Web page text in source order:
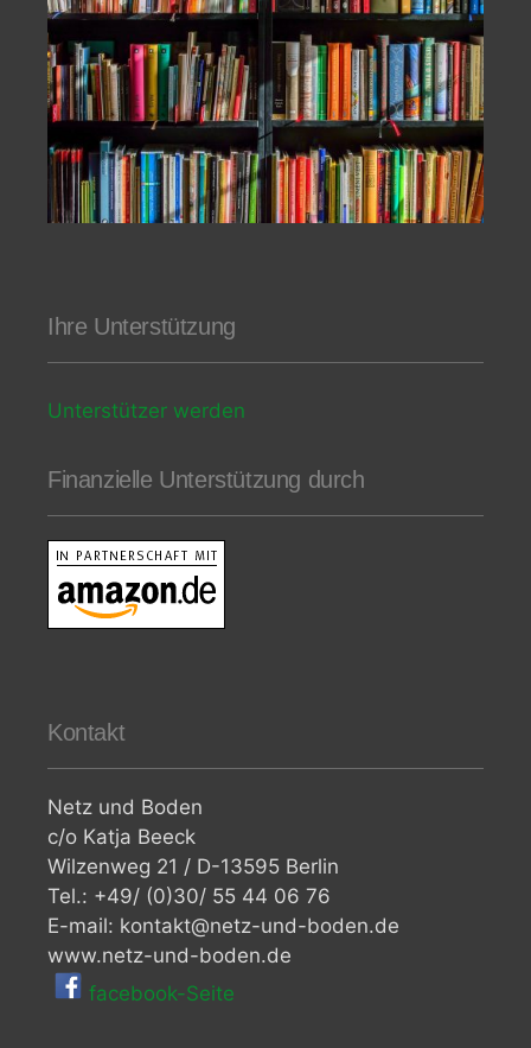
Ihre Unterstützung
Unterstützer werden
Finanzielle Unterstützung durch
Kontakt
Netz und Boden
c/o Katja Beeck
Wilzenweg 21 / D-13595 Berlin
Tel.: +49/ (0)30/ 55 44 06 76
E-mail: kontakt@netz-und-boden.de
www.netz-und-boden.de
facebook-Seite